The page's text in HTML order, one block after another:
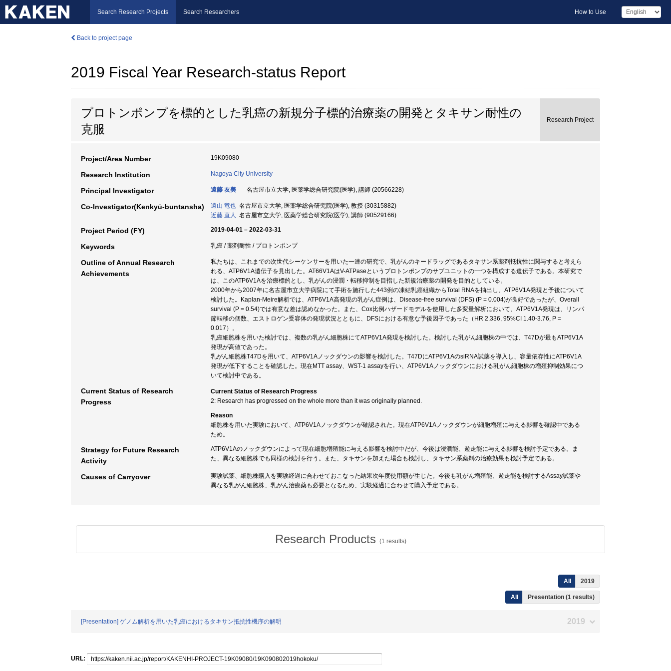
Search Research Projects Search Researchers How to Use
Back to project page
2019 Fiscal Year Research-status Report
プロトンポンプを標的とした乳癌の新規分子標的治療薬の開発とタキサン耐性の
克服
Research Project
Project/Area Number 19K09080
Research Institution Nagoya City University
Principal Investigator 遠藤 友美 名古屋市立大学, 医薬学総合研究院(医学), 講師 (20566228)
Co-Investigator(Kenkyū-buntansha) 遠山 竜也 名古屋市立大学, 医薬学総合研究院(医学), 教授 (30315882)
近藤 直人 名古屋市立大学, 医薬学総合研究院(医学), 講師 (90529166)
Project Period (FY) 2019-04-01 – 2022-03-31
Keywords 乳癌 / 薬剤耐性 / プロトンポンプ
Outline of Annual Research
Achievements
私たちは、これまでの次世代シーケンサーを用いた一連の研究で、乳がんのキードラッグであるタキサン系薬剤抵抗性に関与すると考えら
れる、ATP6V1A遺伝子を見出した。AT66V1AはV-ATPaseというプロトンポンプのサブユニットの一つを構成する遺伝子である。本研究で
は、このATP6V1Aを治療標的とし、乳がんの浸潤・転移抑制を目指した新規治療薬の開発を目的としている。
2000年から2007年に名古屋市立大学病院にて手術を施行した443例の凍結乳癌組織からTotal RNAを抽出し、ATP6V1A発現と予後について
検討した。Kaplan-Meire解析では、ATP6V1A高発現の乳がん症例は、Disease-free survival (DFS) (P = 0.004)が良好であったが、Overall
survival (P = 0.54)では有意な差は認めなかった。また、Cox比例ハザードモデルを使用した多変量解析において、ATP6V1A発現は、リンパ
節転移の個数、エストロゲン受容体の発現状況とともに、DFSにおける有意な予後因子であった（HR 2.336, 95%CI 1.40-3.76, P =
0.017）。
乳癌細胞株を用いた検討では、複数の乳がん細胞株にてATP6V1A発現を検討した。検討した乳がん細胞株の中では、T47Dが最もATP6V1A
発現が高値であった。
乳がん細胞株T47Dを用いて、ATP6V1Aノックダウンの影響を検討した。T47DにATP6V1AのsiRNA試薬を導入し、容量依存性にATP6V1A
発現が低下することを確認した。現在MTT assay、WST-1 assayを行い、ATP6V1Aノックダウンにおける乳がん細胞株の増殖抑制効果につ
いて検討中である。
Current Status of Research
Progress
Current Status of Research Progress
2: Research has progressed on the whole more than it was originally planned.
Reason
細胞株を用いた実験において、ATP6V1Aノックダウンが確認された。現在ATP6V1Aノックダウンが細胞増殖に与える影響を確認中である
ため。
Strategy for Future Research
Activity
ATP6V1Aのノックダウンによって現在細胞増殖能に与える影響を検討中だが、今後は浸潤能、遊走能に与える影響を検討予定である。ま
た、異なる細胞株でも同様の検討を行う。また、タキサンを加えた場合も検討し、タキサン系薬剤の治療効果も検討予定である。
Causes of Carryover
実験試薬、細胞株購入を実験経過に合わせておこなった結果次年度使用額が生じた。今後も乳がん増殖能、遊走能を検討するAssay試薬や
異なる乳がん細胞株、乳がん治療薬も必要となるため、実験経過に合わせて購入予定である。
Research Products (1 results)
All 2019
All Presentation (1 results)
[Presentation] ゲノム解析を用いた乳癌におけるタキサン抵抗性機序の解明 2019
URL: